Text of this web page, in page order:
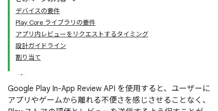
デバイスの要件
Play Core ライブラリの要件
アプリ内レビューをリクエストするタイミング
設計ガイドライン
割り当て
Google Play In-App Review API を使用すると、ユーザーに
アプリやゲームから離れる不便さを感じさせることなく、